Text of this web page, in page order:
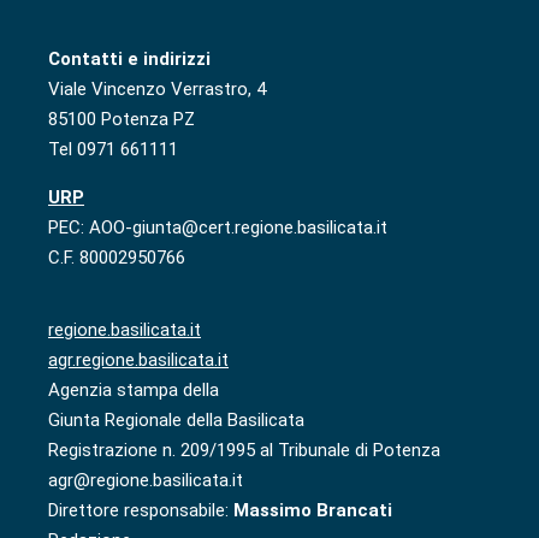
Contatti e indirizzi
Viale Vincenzo Verrastro, 4
85100 Potenza PZ
Tel 0971 661111
URP
PEC: AOO-giunta@cert.regione.basilicata.it
C.F. 80002950766
regione.basilicata.it
agr.regione.basilicata.it
Agenzia stampa della
Giunta Regionale della Basilicata
Registrazione n. 209/1995 al Tribunale di Potenza
agr@regione.basilicata.it
Direttore responsabile: Massimo Brancati